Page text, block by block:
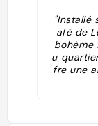
"Installé
afé de
bohème
u
fre une